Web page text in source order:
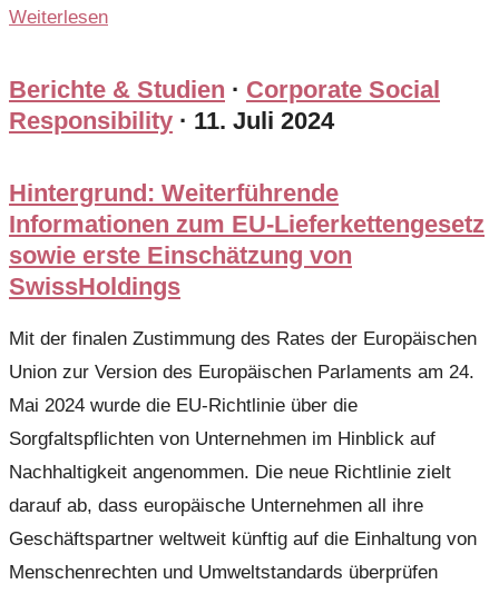
Weiterlesen
Berichte & Studien · Corporate Social
Responsibility · 11. Juli 2024
Hintergrund: Weiterführende
Informationen zum EU-Lieferkettengesetz
sowie erste Einschätzung von
SwissHoldings
Mit der finalen Zustimmung des Rates der Europäischen
Union zur Version des Europäischen Parlaments am 24.
Mai 2024 wurde die EU-Richtlinie über die
Sorgfaltspflichten von Unternehmen im Hinblick auf
Nachhaltigkeit angenommen. Die neue Richtlinie zielt
darauf ab, dass europäische Unternehmen all ihre
Geschäftspartner weltweit künftig auf die Einhaltung von
Menschenrechten und Umweltstandards überprüfen